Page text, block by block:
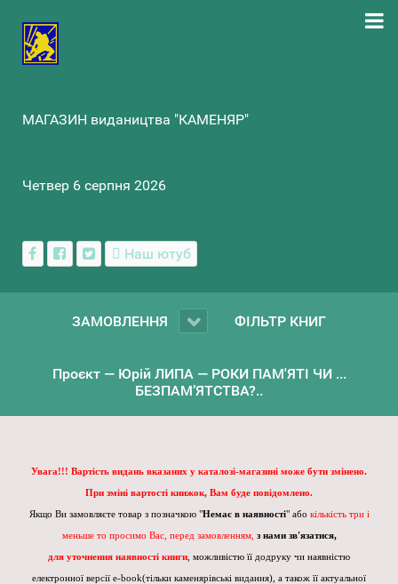
МАГАЗИН видаництва "КАМЕНЯР"
Четвер 6 серпня 2026
Наш ютуб
ЗАМОВЛЕННЯ ФІЛЬТР КНИГ
Проєкт — Юрій ЛИПА — РОКИ ПАМ'ЯТІ ЧИ ...
БЕЗПАМ’ЯТСТВА?..
Увага!!! Вартість видань вказаних у каталозі-магазині може бути змінено.
При зміні вартості книжок, Вам буде повідомлено.
Якщо Ви замовляєте товар з позначкою "Немає в наявності" або кількість три і
меньше то просимо Вас, перед замовленням, з нами зв'язатися,
для уточнення наявності книги , можливістю її додруку чи наявністю
електронної версії e-book(тільки каменярівські видання), а також її актуальної